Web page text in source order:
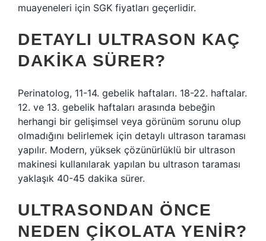
muayeneleri için SGK fiyatları geçerlidir.
DETAYLI ULTRASON KAÇ
DAKIKA SÜRER?
Perinatolog, 11-14. gebelik haftaları. 18-22. haftalar.
12. ve 13. gebelik haftaları arasında bebeğin
herhangi bir gelişimsel veya görünüm sorunu olup
olmadığını belirlemek için detaylı ultrason taraması
yapılır. Modern, yüksek çözünürlüklü bir ultrason
makinesi kullanılarak yapılan bu ultrason taraması
yaklaşık 40-45 dakika sürer.
ULTRASONDAN ÖNCE
NEDEN ÇIKOLATA YENIR?